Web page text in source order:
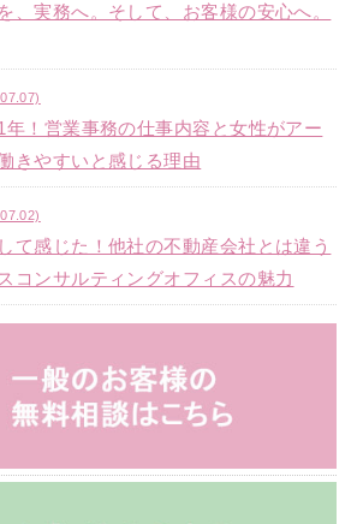
、実務へ。そして、お客様の安心へ。
年！営業事務の仕事内容と女性がアー
きやすいと感じる理由
て感じた！他社の不動産会社とは違う
コンサルティングオフィスの魅力